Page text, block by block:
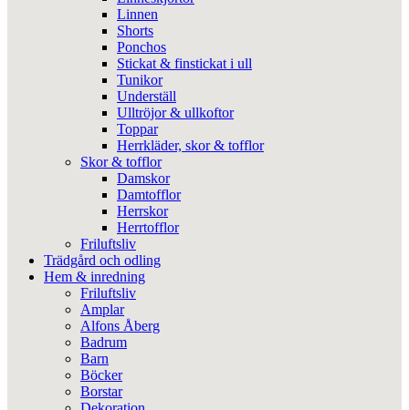
Linnen
Shorts
Ponchos
Stickat & finstickat i ull
Tunikor
Underställ
Ulltröjor & ullkoftor
Toppar
Herrkläder, skor & tofflor
Skor & tofflor
Damskor
Damtofflor
Herrskor
Herrtofflor
Friluftsliv
Trädgård och odling
Hem & inredning
Friluftsliv
Amplar
Alfons Åberg
Badrum
Barn
Böcker
Borstar